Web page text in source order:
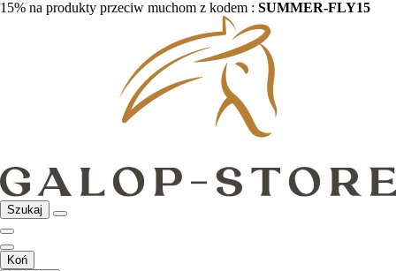
15% na produkty przeciw muchom z kodem : SUMMER-FLY15
Szukaj
Koń